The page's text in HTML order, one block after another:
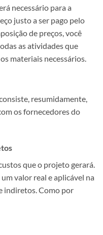
necessário para a
justo a ser pago pelo
de preços, você
as atividades que
materiais necessários.
resumidamente,
os fornecedores do
que o projeto gerará.
valor real e aplicável na
indiretos. Como por